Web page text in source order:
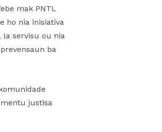
mak PNTL
ho nia inisiativa
la servisu ou nia
ba
justisa